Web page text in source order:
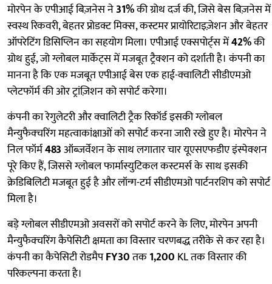
मोरपेन के एपीआई बिज़नेस ने31%की ग्रोथ दर्ज की, जिसे बेस बिज़नेस में
स्वस्थ रिकवरी, बेहतर प्रोडक्ट मिक्स, कस्टमर प्रायोरिटाइज़ेशन और बेहतर
ऑपरेटिंग डिसिप्लिन का सहयोग मिला। एपीआई एक्सपोर्ट्स में42%की
ग्रोथ हुई, जो ग्लोबल मार्केट्स में मजबूत ट्रैक्शन को दर्शाती है। कंपनी का
मानना है कि एक मजबूत एपीआई बेस एक हाई-क्वालिटी सीडीएमओ
प्लेटफॉर्म की ओर ट्रांज़िशन को सपोर्ट करेगा।
कंपनी का रेगुलेटरी और क्वालिटी ट्रैक रिकॉर्ड इसकी ग्लोबल
मैन्युफैक्चरिंग महत्वाकांक्षाओं को सपोर्ट करना जारी रखे हुए है। मोरपेन ने
निल फॉर्म483ऑब्ज़र्वेशन के साथ लगातार चार यूएसएफडीए इंस्पेक्शन
पूरे किए हैं, जिससे ग्लोबल फार्मास्युटिकल कस्टमर्स के साथ इसकी
क्रेडिबिलिटी मजबूत हुई है और लॉन्ग-टर्म सीडीएमओ पार्टनरशिप को सपोर्ट
मिला है।
बड़े ग्लोबल सीडीएमओ अवसरों को सपोर्ट करने के लिए, मोरपेन अपनी
मैन्युफैक्चरिंग कैपेसिटी क्षमता का विस्तार चरणबद्ध तरीके से कर रहा है।
कंपनी का कैपेसिटी रोडमैपFY30तक1,200 KL तक विस्तार की
परिकल्पना करता है।